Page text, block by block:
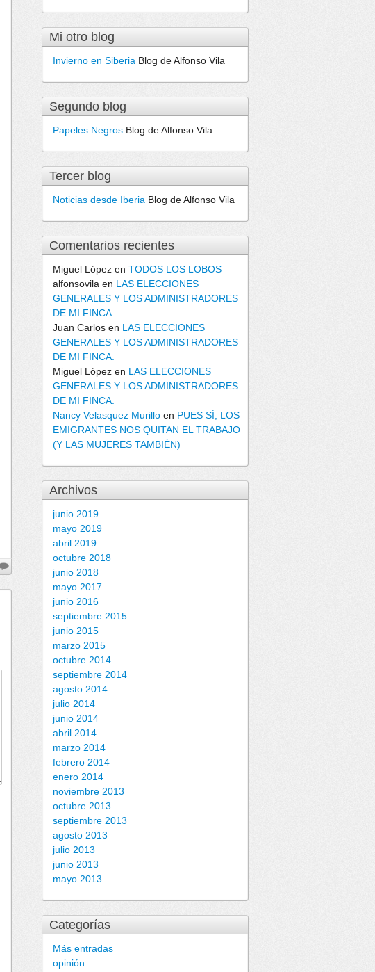
Mi otro blog
Invierno en Siberia Blog de Alfonso Vila
Segundo blog
Papeles Negros Blog de Alfonso Vila
Tercer blog
Noticias desde Iberia Blog de Alfonso Vila
Comentarios recientes
Miguel López enTODOS LOS LOBOS
alfonsovila en LAS ELECCIONES
GENERALES Y LOS ADMINISTRADORES
DE MI FINCA.
Juan Carlos en LAS ELECCIONES
GENERALES Y LOS ADMINISTRADORES
DE MI FINCA.
Miguel López en LAS ELECCIONES
GENERALES Y LOS ADMINISTRADORES
DE MI FINCA.
Nancy Velasquez Murillo en PUES SÍ, LOS
EMIGRANTES NOS QUITAN EL TRABAJO
(Y LAS MUJERES TAMBIÉN)
Archivos
junio 2019
mayo 2019
abril 2019
octubre 2018
junio 2018
mayo 2017
junio 2016
septiembre 2015
junio 2015
marzo 2015
octubre 2014
septiembre 2014
agosto 2014
julio 2014
junio 2014
abril 2014
marzo 2014
febrero 2014
enero 2014
noviembre 2013
octubre 2013
septiembre 2013
agosto 2013
julio 2013
junio 2013
mayo 2013
Categorías
Más entradas
opinión